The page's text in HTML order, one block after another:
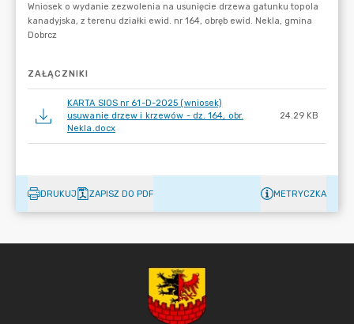
ZAŁĄCZNIKI
KARTA SIOS nr 61-D-2025 (wniosek)
usuwanie drzew i krzewów - dz. 164, obr.
Nekla.docx
24.29 KB
DRUKUJ ZAPISZ DO PDF METRYCZKA